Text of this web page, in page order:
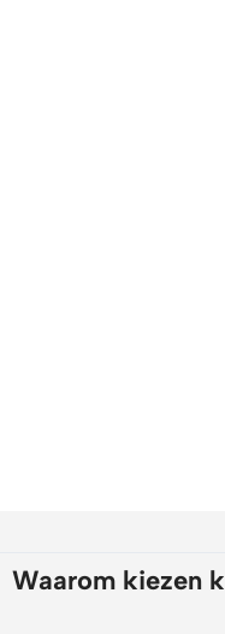
Waarom kiezen